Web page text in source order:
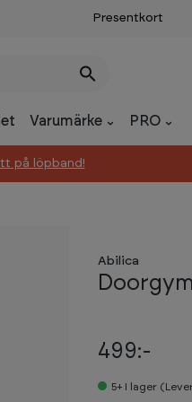
Presentkort
Varumärke PRO
på löpband!
Abilica
499:-
5+ I lager